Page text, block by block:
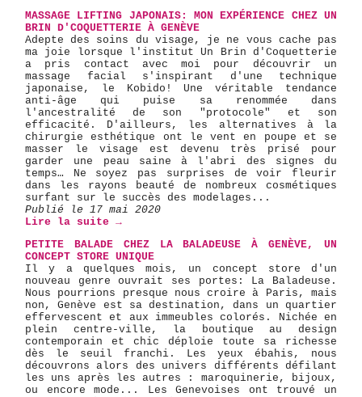
MASSAGE LIFTING JAPONAIS: MON EXPÉRIENCE CHEZ UN
BRIN D'COQUETTERIE À GENÈVE
Adepte des soins du visage, je ne vous cache pas
ma joie lorsque l'institut Un Brin d'Coquetterie
a pris contact avec moi pour découvrir un
massage facial s'inspirant d'une technique
japonaise, le Kobido! Une véritable tendance
anti-âge qui puise sa renommée dans
l'ancestralité de son "protocole" et son
efficacité. D'ailleurs, les alternatives à la
chirurgie esthétique ont le vent en poupe et se
masser le visage est devenu très prisé pour
garder une peau saine à l'abri des signes du
temps… Ne soyez pas surprises de voir fleurir
dans les rayons beauté de nombreux cosmétiques
surfant sur le succès des modelages...
Publié le 17 mai 2020
Lire la suite →
PETITE BALADE CHEZ LA BALADEUSE À GENÈVE, UN
CONCEPT STORE UNIQUE
Il y a quelques mois, un concept store d'un
nouveau genre ouvrait ses portes: La Baladeuse.
Nous pourrions presque nous croire à Paris, mais
non, Genève est sa destination, dans un quartier
effervescent et aux immeubles colorés. Nichée en
plein centre-ville, la boutique au design
contemporain et chic déploie toute sa richesse
dès le seuil franchi. Les yeux ébahis, nous
découvrons alors des univers différents défilant
les uns après les autres : maroquinerie, bijoux,
ou encore mode... Les Genevoises ont trouvé un